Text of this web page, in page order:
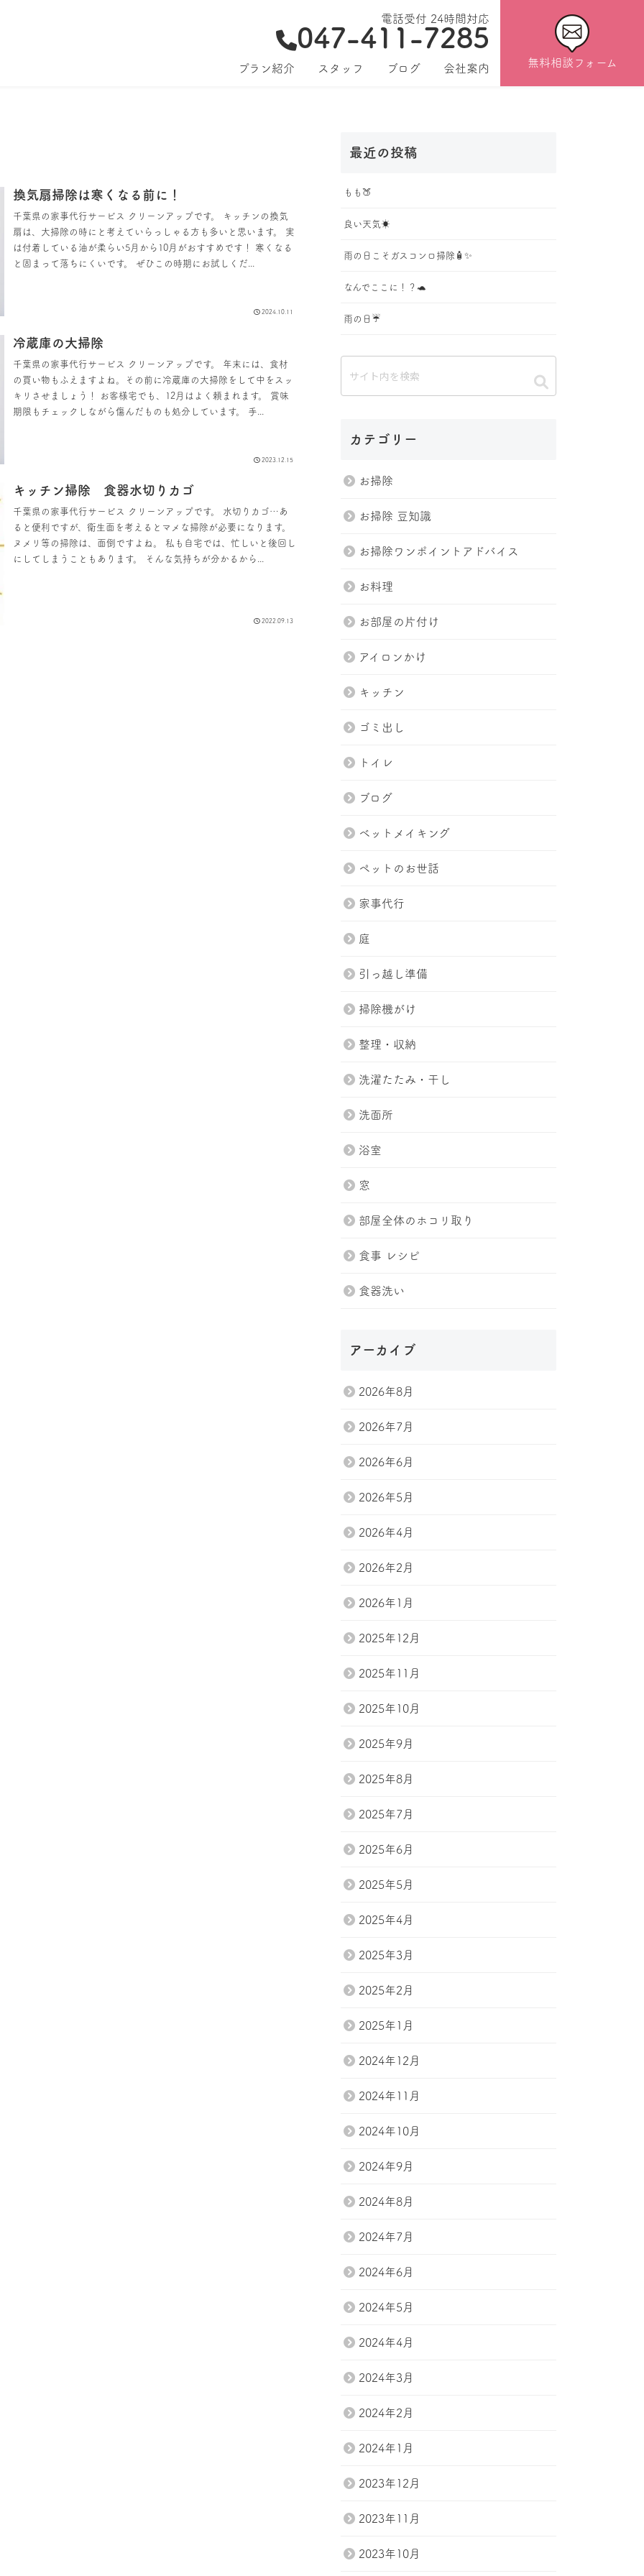
電話受付 24時間対応
047-411-7285
プラン紹介 スタッフ ブログ 会社案内 無料相談フォーム
換気扇掃除は寒くなる前に！
千葉県の家事代行サービス クリーンアップです。 キッチンの換気
扇は、大掃除の時にと考えていらっしゃる方も多いと思います。 実
は付着している油が柔らい5月から10月がおすすめです！ 寒くなる
と固まって落ちにくいです。 ぜひこの時期にお試しくだ...
2024.10.11
冷蔵庫の大掃除
千葉県の家事代行サービス クリーンアップです。 年末には、食材
の買い物もふえますよね。その前に冷蔵庫の大掃除をして中をスッ
キリさせましょう！ お客様宅でも、12月はよく頼まれます。 賞味
期限もチェックしながら傷んだものも処分しています。 手...
2023.12.15
キッチン掃除 食器水切りカゴ
千葉県の家事代行サービス クリーンアップです。 水切りカゴ…あ
ると便利ですが、衛生面を考えるとマメな掃除が必要になります。
ヌメリ等の掃除は、面倒ですよね。 私も自宅では、忙しいと後回し
にしてしまうこともあります。 そんな気持ちが分かるから...
2022.09.13
最近の投稿
もも🍑
良い天気☀️
雨の日こそガスコンロ掃除🧴✨
なんでここに！？🐢
雨の日☔️
カテゴリー
お掃除
お掃除 豆知識
お掃除ワンポイントアドバイス
お料理
お部屋の片付け
アイロンかけ
キッチン
ゴミ出し
トイレ
ブログ
ベットメイキング
ペットのお世話
家事代行
庭
引っ越し準備
掃除機がけ
整理・収納
洗濯たたみ・干し
洗面所
浴室
窓
部屋全体のホコリ取り
食事 レシピ
食器洗い
アーカイブ
2026年8月
2026年7月
2026年6月
2026年5月
2026年4月
2026年2月
2026年1月
2025年12月
2025年11月
2025年10月
2025年9月
2025年8月
2025年7月
2025年6月
2025年5月
2025年4月
2025年3月
2025年2月
2025年1月
2024年12月
2024年11月
2024年10月
2024年9月
2024年8月
2024年7月
2024年6月
2024年5月
2024年4月
2024年3月
2024年2月
2024年1月
2023年12月
2023年11月
2023年10月